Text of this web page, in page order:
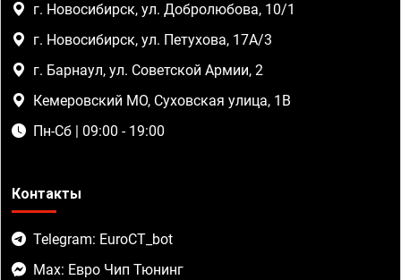
г. Новосибирск, ул. Добролюбова, 10/1
г. Новосибирск, ул. Петухова, 17А/3
г. Барнаул, ул. Советской Армии, 2
Кемеровский МО, Суховская улица, 1В
Пн-Сб | 09:00 - 19:00
Контакты
Telegram: EuroCT_bot
Max: Евро Чип Тюнинг